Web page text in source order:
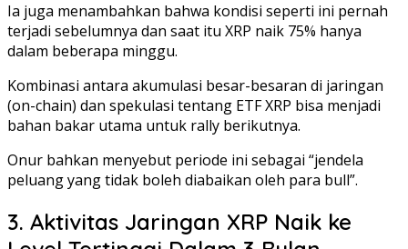
Ia juga menambahkan bahwa kondisi seperti ini pernah
terjadi sebelumnya dan saat itu XRP naik 75% hanya
dalam beberapa minggu.
Kombinasi antara akumulasi besar-besaran di jaringan
(on-chain) dan spekulasi tentang ETF XRP bisa menjadi
bahan bakar utama untuk rally berikutnya.
Onur bahkan menyebut periode ini sebagai “jendela
peluang yang tidak boleh diabaikan oleh para bull”.
3. Aktivitas Jaringan XRP Naik ke